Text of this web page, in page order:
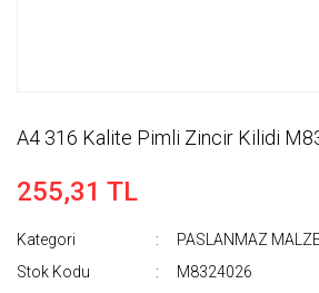
A4 316 Kalite Pimli Zincir Kilidi
255,31 TL
Kategori
PASLANMAZ
Stok Kodu
M8324026